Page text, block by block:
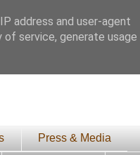
Press & Media
address and user-agent
service, generate usage